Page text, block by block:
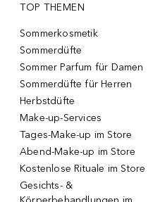
TOP THEMEN
Sommerkosmetik
Sommerdüfte
Sommer Parfum für Damen
Sommerdüfte für Herren
Herbstdüfte
Make-up-Services
Tages-Make-up im Store
Abend-Make-up im Store
Kostenlose Rituale im Store
Gesichts- &